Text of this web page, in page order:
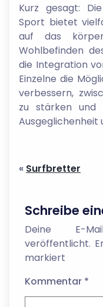
Kurz gesagt:
Sport bietet
auf das
Wohlbefinden
die Integration
Einzelne die
verbessern,
zu stärken und
Ausgeglichenheit
« Surfbretter
Schreibe
Deine E-
veröffentlicht.
markiert
Kommentar *